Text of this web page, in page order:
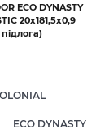
ECO DYNASTY
20x181,5x0,9
підлога)
ECO DYNASTY